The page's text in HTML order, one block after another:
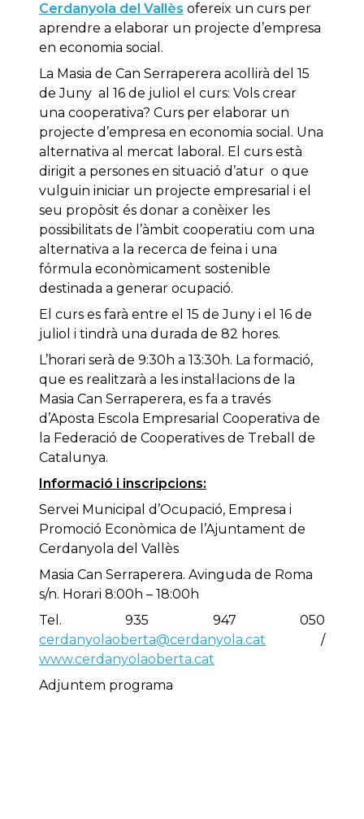
Cerdanyola del Vallès ofereix un curs per
aprendre a elaborar un projecte d’empresa
en economia social.
La Masia de Can Serraperera acollirà del 15
de Juny al 16 de juliol el curs: Vols crear
una cooperativa? Curs per elaborar un
projecte d’empresa en economia social. Una
alternativa al mercat laboral. El curs està
dirigit a persones en situació d’atur o que
vulguin iniciar un projecte empresarial i el
seu propòsit és donar a conèixer les
possibilitats de l’àmbit cooperatiu com una
alternativa a la recerca de feina i una
fórmula econòmicament sostenible
destinada a generar ocupació.
El curs es farà entre el 15 de Juny i el 16 de
juliol i tindrà una durada de 82 hores.
L’horari serà de 9:30h a 13:30h. La formació,
que es realitzarà a les instal·lacions de la
Masia Can Serraperera, es fa a través
d’Aposta Escola Empresarial Cooperativa de
la Federació de Cooperatives de Treball de
Catalunya.
Informació i inscripcions:
Servei Municipal d’Ocupació, Empresa i
Promoció Econòmica de l’Ajuntament de
Cerdanyola del Vallès
Masia Can Serraperera. Avinguda de Roma
s/n. Horari 8:00h – 18:00h
Tel. 935 947 050
cerdanyolaoberta@cerdanyola.cat /
www.cerdanyolaoberta.cat
Adjuntem programa